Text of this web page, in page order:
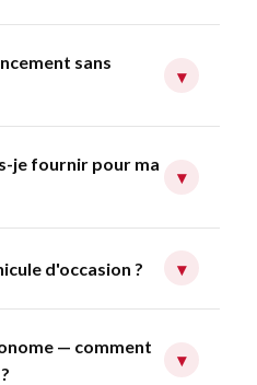
sans
▾
je fournir pour ma
▾
d'occasion ? ▾
— comment
▾